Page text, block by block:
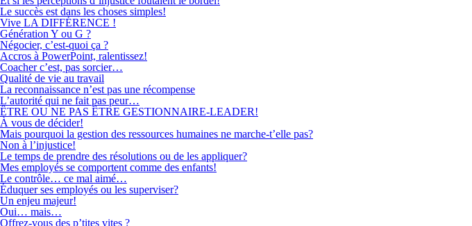
Le succès est dans les choses simples!
Vive LA DIFFÉRENCE !
Génération Y ou G ?
Négocier, c’est-quoi ça ?
Accros à PowerPoint, ralentissez!
Coacher c’est, pas sorcier…
Qualité de vie au travail
La reconnaissance n’est pas une récompense
L’autorité qui ne fait pas peur…
ÊTRE OU NE PAS ÊTRE GESTIONNAIRE-LEADER!
À vous de décider!
Mais pourquoi la gestion des ressources humaines ne marche-t’elle pas?
Non à l’injustice!
Le temps de prendre des résolutions ou de les appliquer?
Mes employés se comportent comme des enfants!
Le contrôle… ce mal aimé…
Éduquer ses employés ou les superviser?
Un enjeu majeur!
Oui… mais…
Offrez-vous des p’tites vites ?